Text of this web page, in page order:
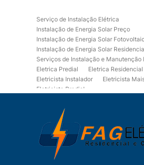
Serviço de Instalação Elétrica
Instalação de Energia Solar Preço
Instalação de Energia Solar
Instalação de Energia Solar
Serviços de Instalação e Manutenção
Eletrica Predial
Eletrica
Eletricista Instalador
Eletricista
Eletricista Predial
Eletricista Residencial
Eletricista Residencial E Predial
Eletricistas de Manutenção
Empresa de Instalações Elétricas
Empresa de Manutenção Eletrica
Empresa de Prestação de Serviços